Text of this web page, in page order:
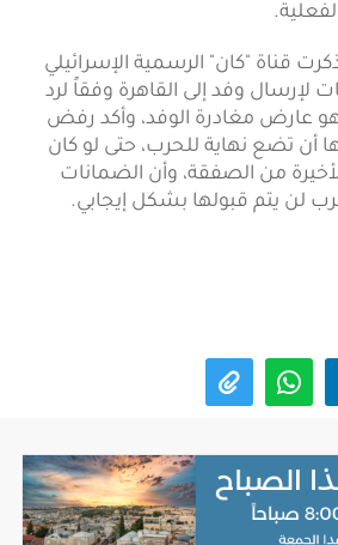
قناة "كان" الرسمية الإسرائيلي
لإرسال وفد إلى القاهرة وفقاً لرد
عارض مغادرة الوفد، وأكد رفض
تضع نهاية للحرب، حتى لو كان
من الصفقة، وأن الضمانات
لن يتم قبولها بشكل إيجابي.